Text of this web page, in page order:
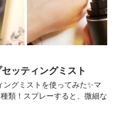
ッティングミスト
グミストを使ってみた✨マ
類！スプレーすると、微細な